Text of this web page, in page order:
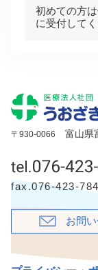
初めての方
に受付して
〒930-0066 富山県
fax.076-423-
お問